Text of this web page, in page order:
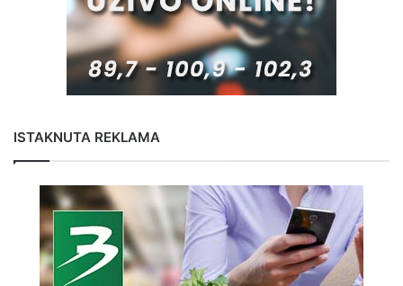
ISTAKNUTA REKLAMA